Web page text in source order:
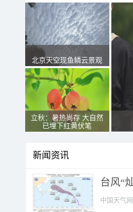
北京天空现鱼鳞云景观
立秋：暑热尚存 大自然
已埋下红黄伏笔
新闻资讯
台风“
中国天气网